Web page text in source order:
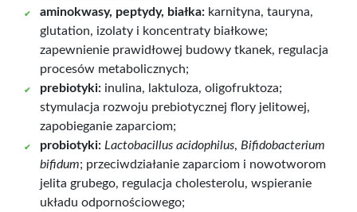
aminokwasy, peptydy, białka: karnityna, tauryna,
glutation, izolaty i koncentraty białkowe;
zapewnienie prawidłowej budowy tkanek, regulacja
procesów metabolicznych;
prebiotyki: inulina, laktuloza, oligofruktoza;
stymulacja rozwoju prebiotycznej flory jelitowej,
zapobieganie zaparciom;
probiotyki: Lactobacillus acidophilus, Bifidobacterium
bifidum; przeciwdziałanie zaparciom i nowotworom
jelita grubego, regulacja cholesterolu, wspieranie
układu odpornościowego;